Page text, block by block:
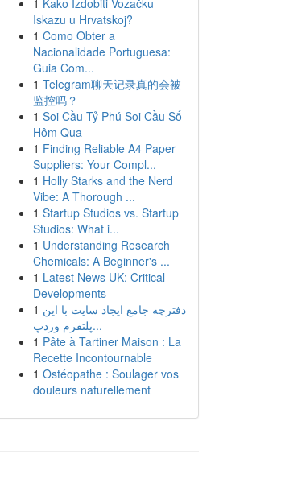
1 Kako Izdobiti Vozačku
Iskazu u Hrvatskoj?
1 Como Obter a
Nacionalidade Portuguesa:
Guia Com...
1 Telegram聊天记录真的会被
监控吗？
1 Soi Cầu Tỷ Phú Soi Cầu Số
Hôm Qua
1 Finding Reliable A4 Paper
Suppliers: Your Compl...
1 Holly Starks and the Nerd
Vibe: A Thorough ...
1 Startup Studios vs. Startup
Studios: What i...
1 Understanding Research
Chemicals: A Beginner's ...
1 Latest News UK: Critical
Developments
1 دفترچه جامع ایجاد سایت با این
پلتفرم وردپ...
1 Pâte à Tartiner Maison : La
Recette Incontournable
1 Ostéopathe : Soulager vos
douleurs naturellement